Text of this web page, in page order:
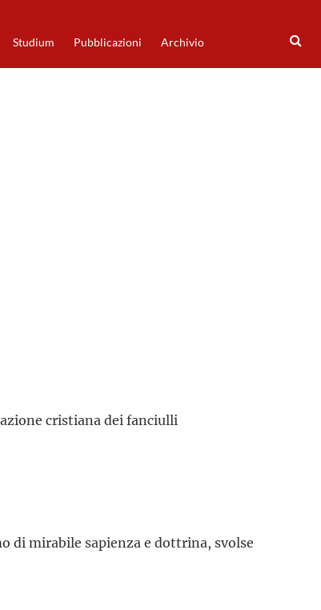
Studium Pubblicazioni Archivio
cristiana dei fanciulli
di mirabile sapienza e dottrina, svolse